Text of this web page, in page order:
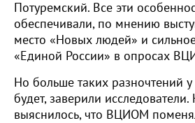
Потуремский. Все эти
обеспечивали, по мнению
место «Новых людей» и
«Единой России» в опросах
Но больше таких разночтений
будет, заверили
выяснилось, что ВЦИОМ